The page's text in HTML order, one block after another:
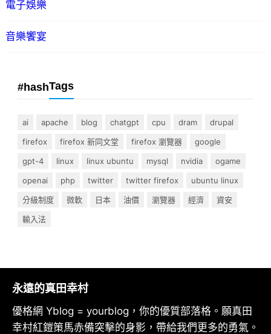
電子娛樂
音樂饗宴
#hashTags
ai apache blog chatgpt cpu dram
drupal
firefox
firefox 新同文堂 firefox 瀏覽器
google
gpt-4
linux linux ubuntu mysql nvidia
ogame
openai
php twitter twitter firefox
ubuntu linux
分級制度
微軟 日本 油價 瀏覽器 經濟
資安
輸入法
永遠的真田幸村
優格網 Yblog = yourblog，你的優質部落格。願真田
幸村紅鎧策馬赤備突擊的身影，帶給我們更多的勇氣。